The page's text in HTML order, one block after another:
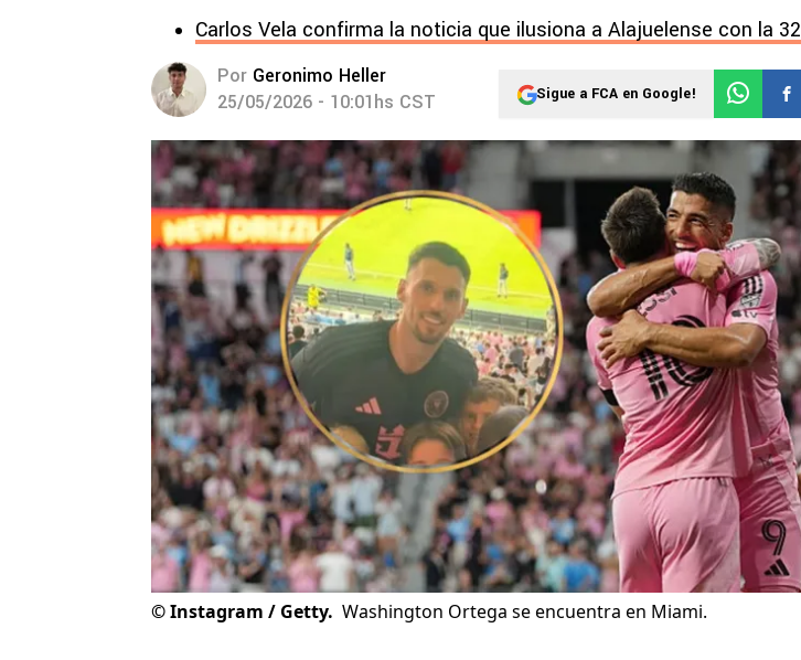
Carlos Vela confirma la noticia que ilusiona a Alajuelense con la 32
Por Geronimo Heller
25/05/2026 - 10:01hs CST
Sigue a FCA en Google!
©Instagram / Getty. Washington Ortega se encuentra en Miami.